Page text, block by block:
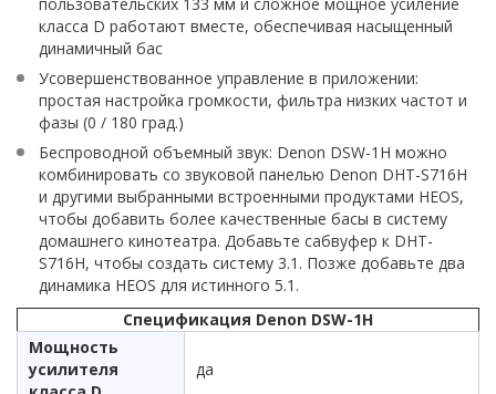
класса D работают вместе, обеспечивая насыщенный
динамичный бас
Усовершенствованное управление в приложении:
простая настройка громкости, фильтра низких частот и
фазы (0 / 180 град.)
Беспроводной объемный звук: Denon DSW-1H можно
комбинировать со звуковой панелью Denon DHT-S716H
и другими выбранными встроенными продуктами HEOS,
чтобы добавить более качественные басы в систему
домашнего кинотеатра. Добавьте сабвуфер к DHT-
S716H, чтобы создать систему 3.1. Позже добавьте два
динамика HEOS для истинного 5.1.
Спецификация Denon DSW-1H
Мощность
усилителя
да